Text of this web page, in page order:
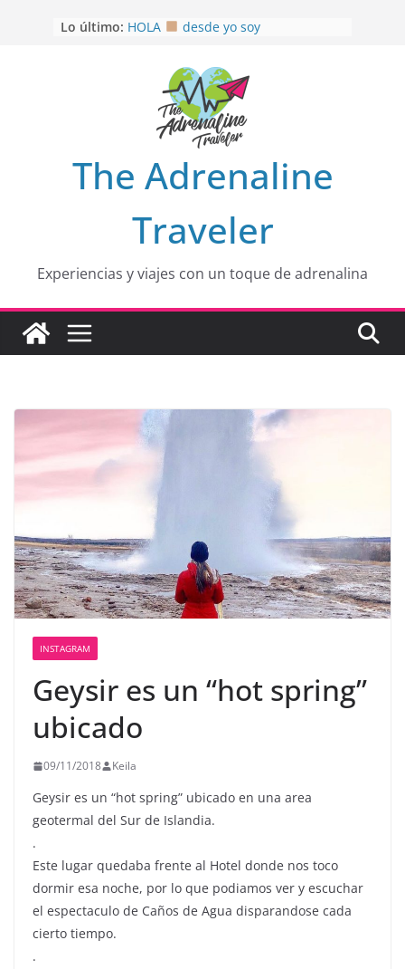
Lo último: HOLA
desde yo soy
EL SENDERO DEL CACAO: Excelente
opción
HOSPEDAJE AL NATURALSHH !!
OTRA PERSPECTIVA de RÍO EL
MULITO!
The Adrenaline
Traveler
Experiencias y viajes con un toque de adrenalina
INSTAGRAM
Geysir es un “hot spring”
ubicado
09/11/2018 Keila
Geysir es un “hot spring” ubicado en una area
geotermal del Sur de Islandia.
.
Este lugar quedaba frente al Hotel donde nos toco
dormir esa noche, por lo que podiamos ver y escuchar
el espectaculo de Caños de Agua disparandose cada
cierto tiempo.
.